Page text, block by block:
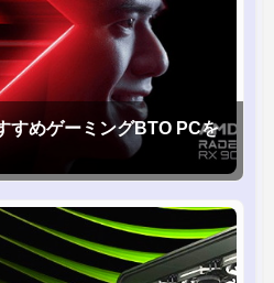
すめゲーミングBTO PCを